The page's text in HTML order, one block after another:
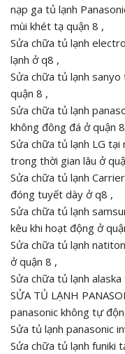
nạp ga tủ lạnh
mùi khét tạ quận 8 ,
Sửa chữa tủ lạnh
lạnh ở q8 ,
Sửa chữa tủ lạnh
quận 8 ,
Sửa chữa tủ lạnh
không đông đá ở quận
Sửa chữa tủ lạnh LG tại
trong thời gian lâu ở
Sửa chữa tủ lạnh
đóng tuyết dày ở q8 ,
Sửa chữa tủ lạnh
kêu khi hoạt động ở
Sửa chữa tủ lạnh
ở quận 8 ,
Sửa chữa tủ lạnh
SỬA TỦ LẠNH
panasonic không tự
Sửa tủ lạnh panasonic
Sửa chữa tủ lạnh funiki